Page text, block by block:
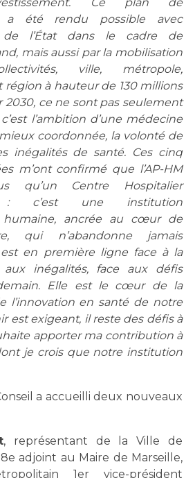
et Réadaptation
Handicap 13
Nord
internes
de santé
au Laboratoire de Biologie
médicale
Pathologiques
au Laboratoire d'Infectiologie
Maladies Rares
Maladies Rares
presse
a été rendu possible avec
de l’État dans le cadre de
mais aussi par la mobilisation
ville, métropole,
à hauteur de 130 millions
2030, ce ne sont pas seulement
l’ambition d’une médecine
coordonnée, la volonté de
inégalités de santé. Ces cinq
m’ont confirmé que l’AP-HM
qu’un Centre Hospitalier
: c’est une institution
humaine, ancrée au cœur de
qui n’abandonne jamais
est en première ligne face à la
aux inégalités, face aux défis
Elle est le cœur de la
l’innovation en santé de notre
est exigeant, il reste des défis à
apporter ma contribution à
je crois que notre institution
a accueilli deux nouveaux
, représentant de la Ville de
adjoint au Maire de Marseille,
1er vice-président